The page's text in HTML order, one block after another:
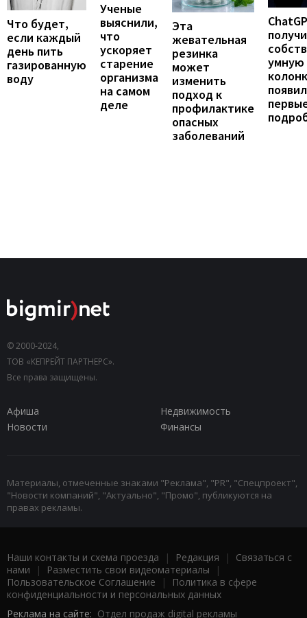
Что будет,
если каждый
день пить
газированную
воду
Ученые
выяснили,
что
ускоряет
старение
организма
на самом
деле
Эта
жевательная
резинка
может
изменить
подход к
профилактике
опасных
заболеваний
умную
© 2000-2024,
ТОВ «КЕПРЕЙТ ПАРТНЕРС».
Все права защищены.
Афиша
Недвижимость
Новости
Финансы
Материалы, отмеченные знаками "Реклама", "PR", "Спецпроект",
"Новости компаний", "Актуально", "Промо", публикуются на
правах рекламы.
Наши контакты и схема проезда | Редакция | Связаться с
нами | Разместить свои видеоматериалы |
Пользовательское Соглашение |
Политика в сфере
конфиденциальности и персональных данных
Реклама на сайте: Отдел продаж digital рекламы